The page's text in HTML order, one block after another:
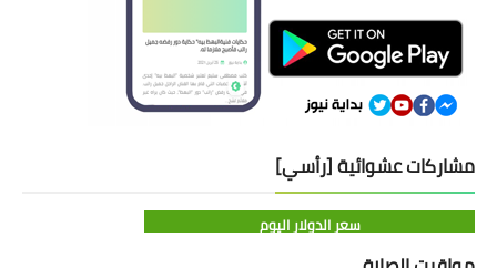
مشاركات عشوائية [رأسي]
سعر الدولار اليوم